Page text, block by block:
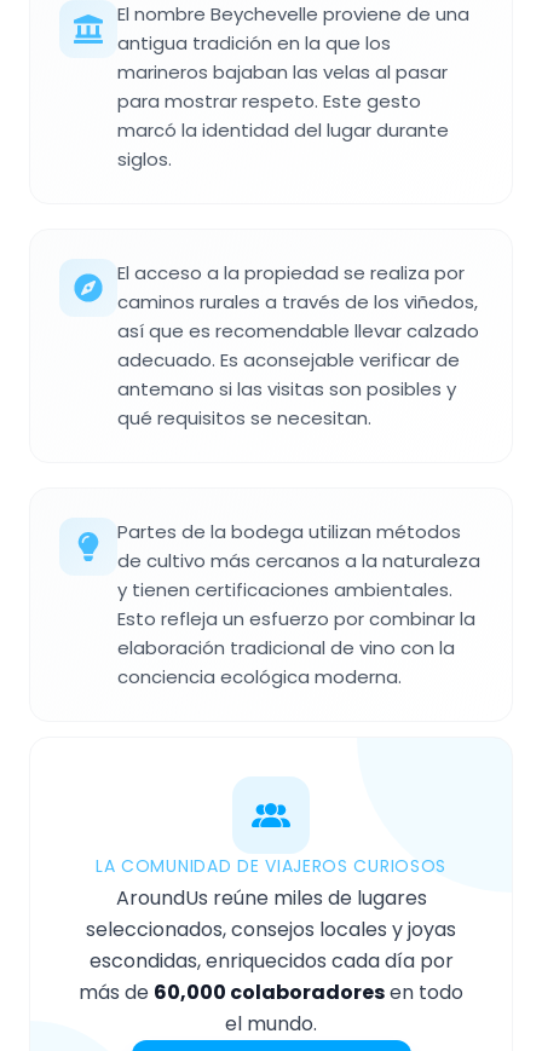
El nombre Beychevelle proviene de una
antigua tradición en la que los
marineros bajaban las velas al pasar
para mostrar respeto. Este gesto
marcó la identidad del lugar durante
siglos.
El acceso a la propiedad se realiza por
caminos rurales a través de los viñedos,
así que es recomendable llevar calzado
adecuado. Es aconsejable verificar de
antemano si las visitas son posibles y
qué requisitos se necesitan.
Partes de la bodega utilizan métodos
de cultivo más cercanos a la naturaleza
y tienen certificaciones ambientales.
Esto refleja un esfuerzo por combinar la
elaboración tradicional de vino con la
conciencia ecológica moderna.
LA COMUNIDAD DE VIAJEROS CURIOSOS
AroundUs reúne miles de lugares
seleccionados, consejos locales y joyas
escondidas, enriquecidos cada día por
más de 60,000 colaboradoresen todo
el mundo.